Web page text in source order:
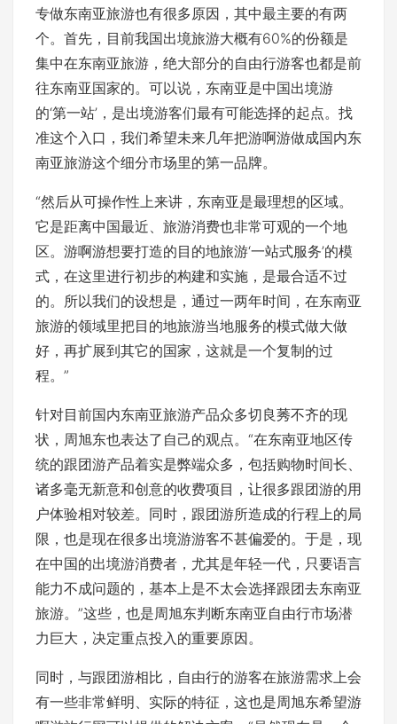
专做东南亚旅游也有很多原因，其中最主要的有两
个。首先，目前我国出境旅游大概有60%的份额是
集中在东南亚旅游，绝大部分的自由行游客也都是前
往东南亚国家的。可以说，东南亚是中国出境游
的‘第一站’，是出境游客们最有可能选择的起点。找
准这个入口，我们希望未来几年把游啊游做成国内东
南亚旅游这个细分市场里的第一品牌。
“然后从可操作性上来讲，东南亚是最理想的区域。
它是距离中国最近、旅游消费也非常可观的一个地
区。游啊游想要打造的目的地旅游‘一站式服务’的模
式，在这里进行初步的构建和实施，是最合适不过
的。所以我们的设想是，通过一两年时间，在东南亚
旅游的领域里把目的地旅游当地服务的模式做大做
好，再扩展到其它的国家，这就是一个复制的过
程。”
针对目前国内东南亚旅游产品众多切良莠不齐的现
状，周旭东也表达了自己的观点。“在东南亚地区传
统的跟团游产品着实是弊端众多，包括购物时间长、
诸多毫无新意和创意的收费项目，让很多跟团游的用
户体验相对较差。同时，跟团游所造成的行程上的局
限，也是现在很多出境游游客不甚偏爱的。于是，现
在中国的出境游消费者，尤其是年轻一代，只要语言
能力不成问题的，基本上是不太会选择跟团去东南亚
旅游。”这些，也是周旭东判断东南亚自由行市场潜
力巨大，决定重点投入的重要原因。
同时，与跟团游相比，自由行的游客在旅游需求上会
有一些非常鲜明、实际的特征，这也是周旭东希望游